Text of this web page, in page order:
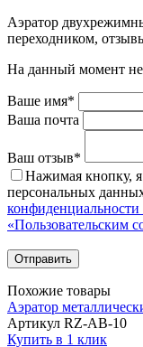
Аэратор
переходником,
На данный момент
Ваше имя*
Ваша почта
Ваш отзыв*
Нажимая кнопку,
персональных
«Пользовательским
Похожие товары
Аэратор
Артикул RZ-AB-10
Купить в 1 клик